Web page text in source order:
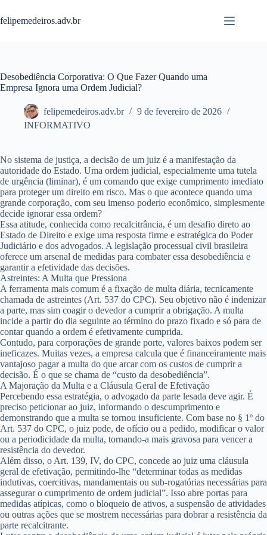
para
o
felipemedeiros.adv.br
Desobediência Corporativa: O Que Fazer Quando uma
Empresa Ignora uma Ordem Judicial?
felipemedeiros.adv.br
9 de fevereiro de 2026
INFORMATIVO
No sistema de justiça, a decisão de um juiz é a manifestação da
autoridade do Estado. Uma ordem judicial, especialmente uma tutela
de urgência (liminar), é um comando que exige cumprimento imediato
para proteger um direito em risco. Mas o que acontece quando uma
grande corporação, com seu imenso poderio econômico, simplesmente
decide ignorar essa ordem?
Essa atitude, conhecida como recalcitrância, é um desafio direto ao
Estado de Direito e exige uma resposta firme e estratégica do Poder
Judiciário e dos advogados. A legislação processual civil brasileira
oferece um arsenal de medidas para combater essa desobediência e
garantir a efetividade das decisões.
Astreintes: A Multa que Pressiona
A ferramenta mais comum é a fixação de multa diária, tecnicamente
chamada de astreintes (Art. 537 do CPC). Seu objetivo não é indenizar
a parte, mas sim coagir o devedor a cumprir a obrigação. A multa
incide a partir do dia seguinte ao término do prazo fixado e só para de
contar quando a ordem é efetivamente cumprida.
Contudo, para corporações de grande porte, valores baixos podem ser
ineficazes. Muitas vezes, a empresa calcula que é financeiramente mais
vantajoso pagar a multa do que arcar com os custos de cumprir a
decisão. É o que se chama de “custo da desobediência”.
A Majoração da Multa e a Cláusula Geral de Efetivação
Percebendo essa estratégia, o advogado da parte lesada deve agir. É
preciso peticionar ao juiz, informando o descumprimento e
demonstrando que a multa se tornou insuficiente. Com base no § 1º do
Art. 537 do CPC, o juiz pode, de ofício ou a pedido, modificar o valor
ou a periodicidade da multa, tornando-a mais gravosa para vencer a
resistência do devedor.
Além disso, o Art. 139, IV, do CPC, concede ao juiz uma cláusula
geral de efetivação, permitindo-lhe “determinar todas as medidas
indutivas, coercitivas, mandamentais ou sub-rogatórias necessárias para
assegurar o cumprimento de ordem judicial”. Isso abre portas para
medidas atípicas, como o bloqueio de ativos, a suspensão de atividades
ou outras ações que se mostrem necessárias para dobrar a resistência da
parte recalcitrante.